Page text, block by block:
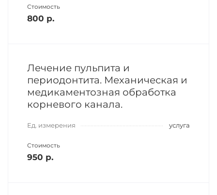
Стоимость
800 р.
Лечение пульпита и
периодонтита. Механическая и
медикаментозная обработка
корневого канала.
Ед. измерения услуга
Стоимость
950 р.